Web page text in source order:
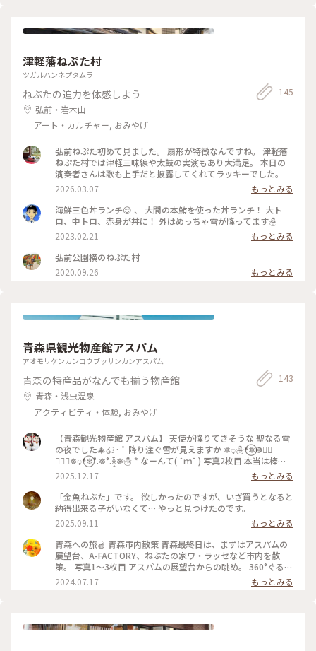
弘前 #喫茶店 #万茶ン #スペシャルブレンド弘前 #チーズケー
津軽藩ねぷた村
ツガルハンネプタムラ
ねぷたの迫力を体感しよう
弘前・岩木山
アート・カルチャー, おみやげ
145
弘前ねぷた初めて見ました。 扇形が特徴なんですね。 津軽藩
ねぷた村では津軽三味線や太鼓の実演もあり大満足。 本日の
演奏者さんは歌も上手だと披露してくれてラッキーでした。
2026.03.07
もっとみる
海鮮三色丼ランチ😊 、 大間の本鮪を使った丼ランチ！ 大ト
ロ、中トロ、赤身が丼に！ 外はめっちゃ雪が降ってます☃️
2023.02.21
もっとみる
弘前公園横のねぷた村
2020.09.26
もっとみる
青森県観光物産館アスパム
アオモリケンカンコウブッサンカンアスパム
青森の特産品がなんでも揃う物産館
青森・浅虫温泉
アクティビティ・体験, おみやげ
143
【青森観光物産館 アスパム】 天使が降りてきそうな 聖なる雪
の夜でした🎄໒꒱· ﾟ 降り注ぐ雪が見えますか ❅◌̥☃*⃝❅❆🧚‍♀️
🧚🏻‍♂️❅◌̥*⃝❄°.❅°.ꊛ໋̝❅☃ * なーんて( ˆｍˆ ) 写真2枚目 本当は棒の
ように刺さってくる 氷のような雪🥶笑 めっちゃ寒かった🫨❄️
写真３枚目は てっぺんに街灯を合わせてクリスマスツリー🎄 *
アスパムは AOMORlの｢A｣をイメージした 正三角形の建物 ⃤ 地
上15階、高さ76m 13階には360°眺望の展望台があります！ *
写真4枚目 赤い林檎さんの情報で パムパムでアップルパイを買
えました🙌 青森りんごを使用したオリジナルアップルパイの
お店です🍎🥧 残り少なかったけどセーフ_( ˙꒳˙ )_ 私が欲しか
った♡アップルパイは #パムパムアップル 素敵ユーザーさまの
ご投稿をご覧下さい💁‍♀️ * 写真5枚目 喫茶マロンさんと青森駅も
キラキラでした⟡.· * #しろいあおもり❄️⑨ つづく、 * #ことり
っぷと一緒 #ことりっぷ青森 #青森 #青森観光物産館アスパム
#赤い林檎 #毎日がメリークリスマス🎄
2025.12.17
もっとみる
「金魚ねぶた」です。 欲しかったのですが、いざ買うとなると
納得出来る子がいなくて… やっと見つけたのです。
2025.09.11
もっとみる
青森への旅🍎 青森市内散策 青森最終日は、まずはアスパムの
展望台、A-FACTORY、ねぶたの家ワ・ラッセなど市内を散
策。 写真1〜3枚目 アスパムの展望台からの眺め。 360°ぐるり
と見渡せます。 青森ベイブリッジと青函連絡船を見ていたらな
んとなく横浜を思い出しました。 写真4枚目 三角屋根が可愛ら
真5枚目 青函連絡船八甲田丸。 黄色の船体が青に映えます。
2024.07.17 もっとみる